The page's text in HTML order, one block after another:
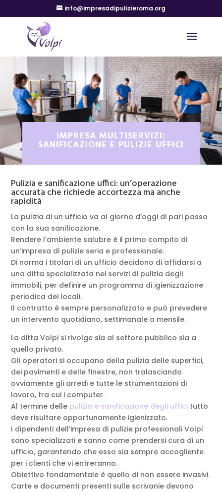
info@impresadipulizieroma.org
IMPRESA MULTISERVIZI:
SANIFICAZIONE E PULIZIE UFFICI
Pulizia e sanificazione uffici: un’operazione
accurata che richiede accortezza ma anche
rapidità
La pulizia di un ufficio va al giorno d’oggi di pari passo
con la sua sanificazione.
Rendere l’ambiente salubre è il primo compito di
un’impresa di pulizie seria e professionale.
Di norma i titolari di un ufficio decidono di affidarsi a
una ditta specializzata nei servizi di pulizia degli
immobili, per definire un programma di igienizzazione
periodica dei locali.
Il contratto è sempre personalizzato e può prevedere
un intervento quotidiano, settimanale o mensile.
La ditta Volpi si rivolge sia al settore pubblico sia a
quello privato.
Gli operatori si occupano della pulizia delle superfici,
dei pavimenti e delle finestre, non tralasciando
ovviamente gli arredi e tutte le strumentazioni di
lavoro, tra cui i computer.
Al termine delle pulizia e sanificazione degli uffici tutto
deve risultare opportunamente igienizzato.
I dipendenti dell’impresa di pulizie professionali Volpi
sono specializzati e sanno come prendersi cura di un
ufficio, garantendo che esso sia sempre accogliente
per i clienti che vi entreranno.
Obiettivo fondamentale è quello di non essere invasivi.
Carte e documenti presenti sulle scrivanie devono